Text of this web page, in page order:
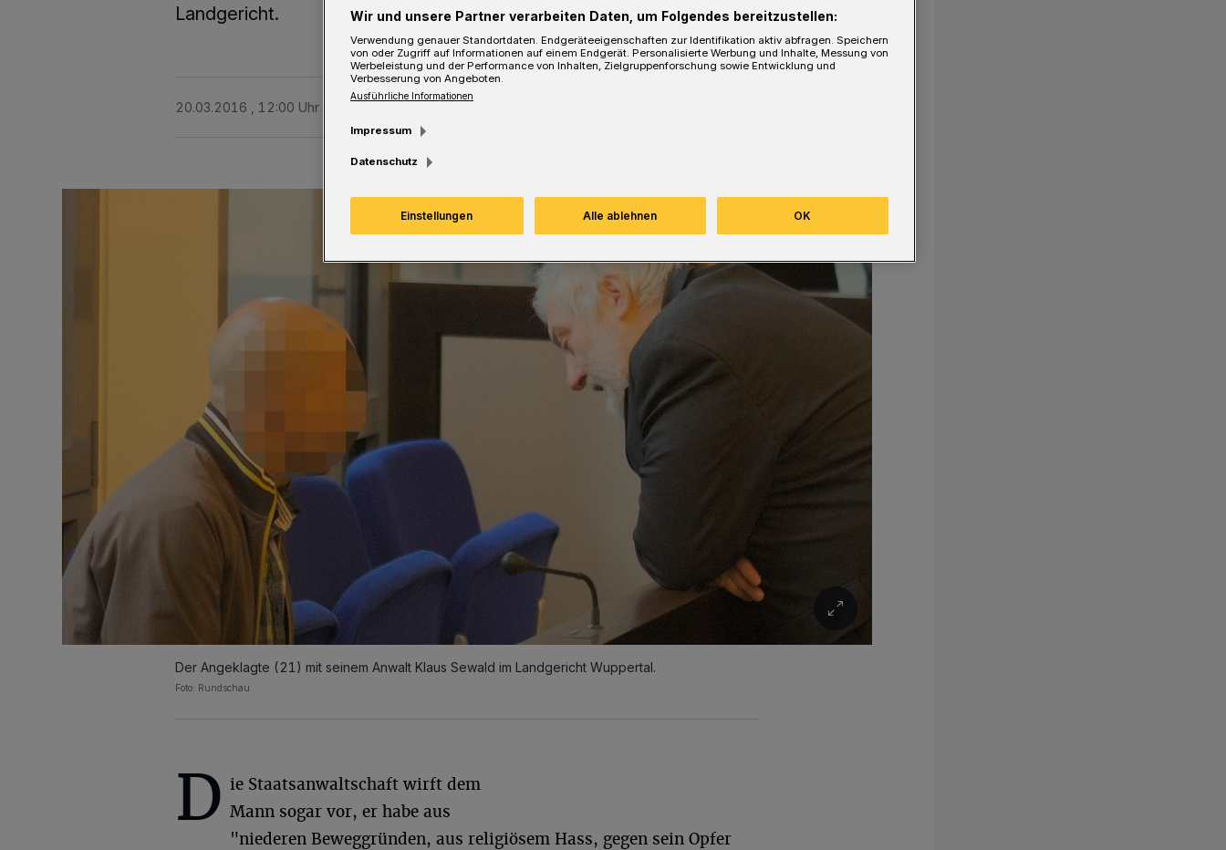
Landgericht.
20.03.2016 , 12:00 Uhr
Der Angeklagte (21) mit seinem Anwalt Klaus Sewald im Landgericht Wuppertal.
Foto: Rundschau
D ie Staatsanwaltschaft wirft dem
Mann sogar vor, er habe aus
"niederen Beweggründen, aus religiösem Hass, gegen sein Opfer
Wir und unsere Partner verarbeiten Daten, um Folgendes bereitzustellen:
Verwendung genauer Standortdaten. Endgeräteeigenschaften zur Identifikation aktiv abfragen. Speichern
von oder Zugriff auf Informationen auf einem Endgerät. Personalisierte Werbung und Inhalte, Messung von
Werbeleistung und der Performance von Inhalten, Zielgruppenforschung sowie Entwicklung und
Verbesserung von Angeboten.
Ausführliche Informationen
Impressum
Datenschutz
Einstellungen Alle ablehnen OK